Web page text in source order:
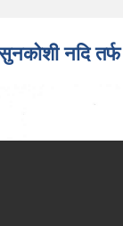
नदि तर्फ